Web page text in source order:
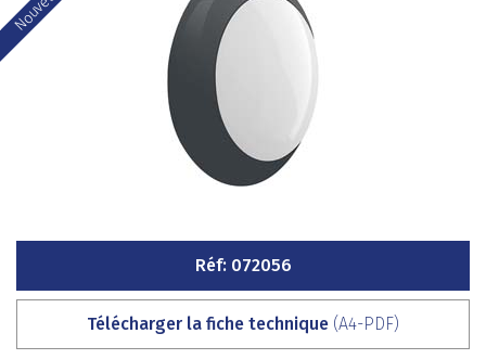
Réf: 072056
Télécharger la fiche technique (A4-PDF)